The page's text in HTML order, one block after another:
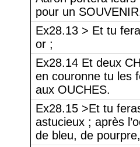
pour un
Ex28.13 > Et tu
or ;
Ex28.14 Et deux
en couronne tu les
aux OUCHES.
Ex28.15 >Et tu
astucieux ; après
de bleu, de